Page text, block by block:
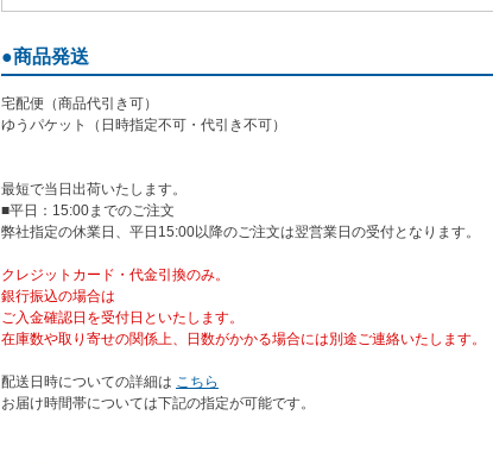
●商品発送
宅配便（商品代引き可）
ゆうパケット（日時指定不可・代引き不可）
最短で当日出荷いたします。
■平日：15:00までのご注文
弊社指定の休業日、平日15:00以降のご注文は翌営業日の受付となります。
クレジットカード・代金引換のみ。
銀行振込の場合は
ご入金確認日を受付日といたします。
在庫数や取り寄せの関係上、日数がかかる場合には別途ご連絡いたします。
配送日時についての詳細は こちら
お届け時間帯については下記の指定が可能です。